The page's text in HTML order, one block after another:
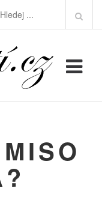
for: